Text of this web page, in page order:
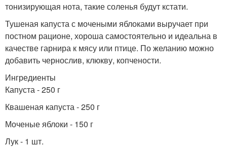
тонизирующая нота, такие соленья будут кстати.
Тушеная капуста с мочеными яблоками выручает при
постном рационе, хороша самостоятельно и идеальна в
качестве гарнира к мясу или птице. По желанию можно
добавить чернослив, клюкву, копчености.
Ингредиенты
Капуста - 250 г
Квашеная капуста - 250 г
Моченые яблоки - 150 г
Лук - 1 шт.